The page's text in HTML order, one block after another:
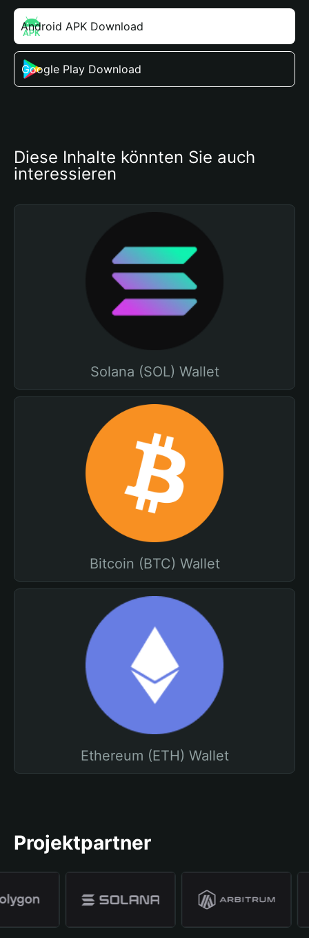
Android APK Download
Google Play Download
Diese Inhalte könnten Sie auch
interessieren
Solana (SOL) Wallet
Bitcoin (BTC) Wallet
Ethereum (ETH) Wallet
Projektpartner